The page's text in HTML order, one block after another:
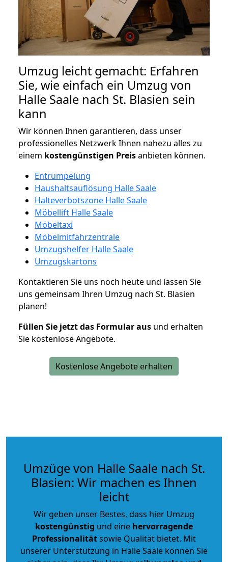
Umzug leicht gemacht: Erfahren
Sie, wie einfach ein Umzug von
Halle Saale nach St. Blasien sein
kann
Wir können Ihnen garantieren, dass unser
professionelles Netzwerk Ihnen nahezu alles zu
einem kostengünstigen Preisanbieten können.
Entrümpelung
Haushaltsauflösung Halle Saale
Halteverbotszone Halle Saale
Möbellift Halle Saale
Möbeltaxi
Möbelmitfahrzentrale
Umzugshelfer Halle Saale
Umzugskartons
Kontaktieren Sie uns noch heute und lassen Sie
uns gemeinsam Ihren Umzug nach St. Blasien
planen!
Füllen Sie jetzt das Formular aus und erhalten
Sie kostenlose Angebote.
Kostenlose Angebote erhalten
Umzüge von Halle Saale nach St.
Blasien: Wir machen es Ihnen
leicht
Wir geben unser Bestes, dass hier Umzug
kostengünstig und eine hervorragende
Professionalitätsowie Qualität bietet. Mit
unserer Unterstützung in Halle Saale können Sie